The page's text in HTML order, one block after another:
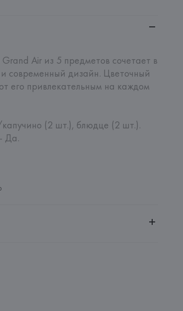
Air из 5 предметов сочетает в
современный дизайн. Цветочный
его привлекательным на каждом
(2 шт.), блюдце (2 шт.).
Да.